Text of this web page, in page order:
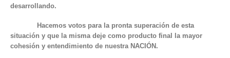
desarrollando.
Hacemos votos para la pronta superación de esta
situación y que la misma deje como producto final la mayor
cohesión y entendimiento de nuestra NACIÓN.